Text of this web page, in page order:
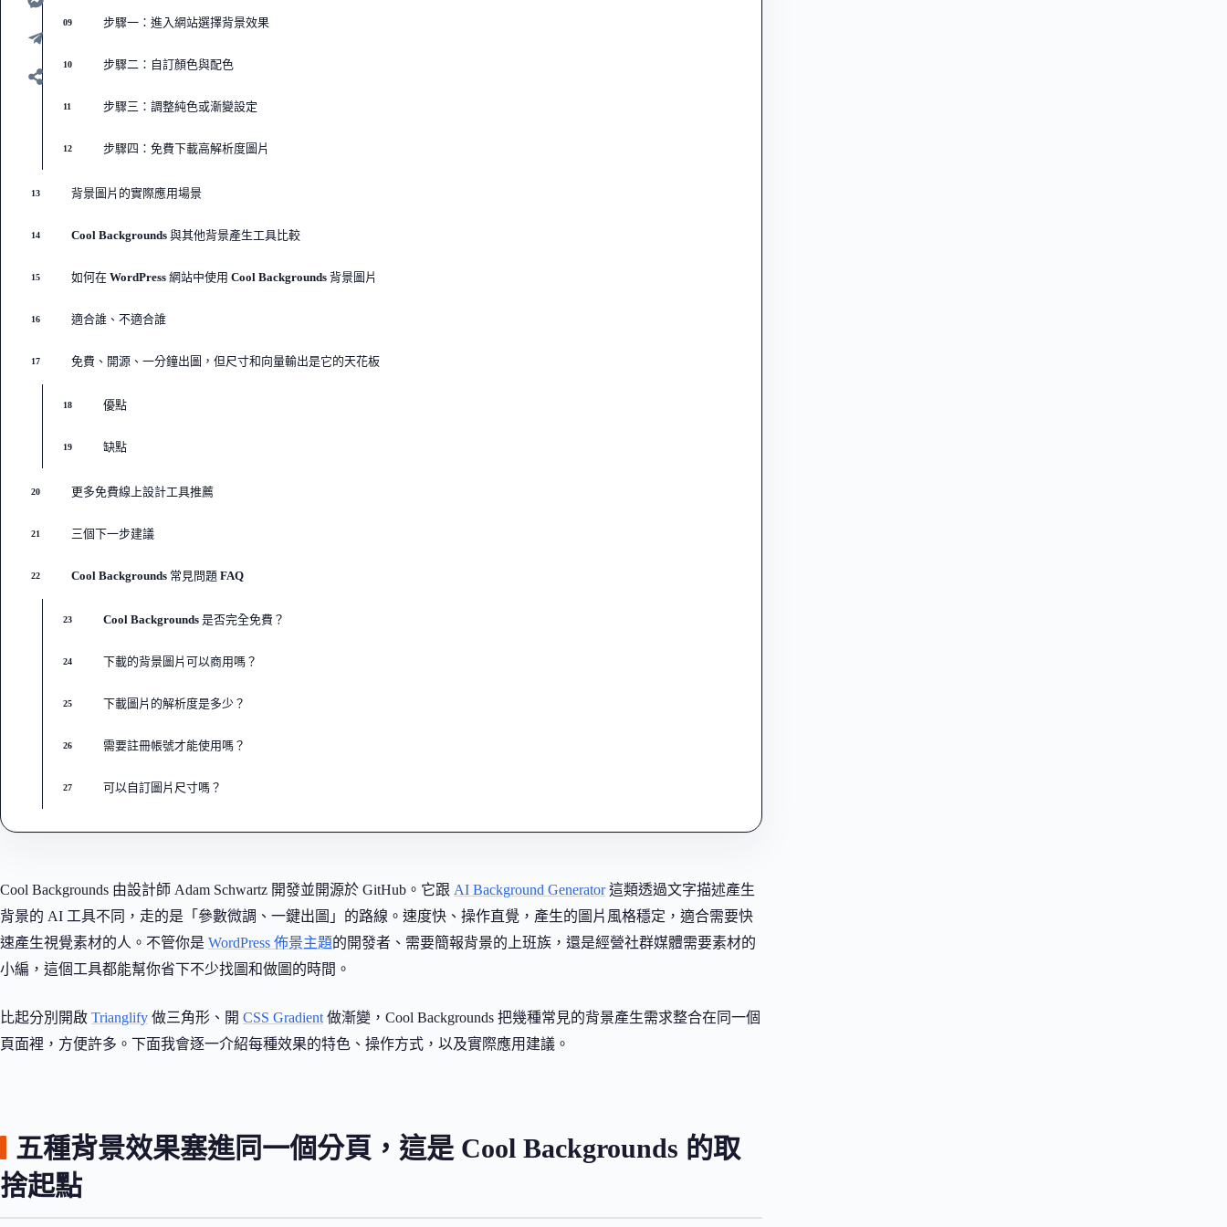
09 步驟一：進入網站選擇背景效果
10 步驟二：自訂顏色與配色
11 步驟三：調整純色或漸變設定
12 步驟四：免費下載高解析度圖片
13 背景圖片的實際應用場景
14 Cool Backgrounds 與其他背景產生工具比較
15 如何在 WordPress 網站中使用 Cool Backgrounds 背景圖片
16 適合誰、不適合誰
17 免費、開源、一分鐘出圖，但尺寸和向量輸出是它的天花板
18 優點
19 缺點
20 更多免費線上設計工具推薦
21 三個下一步建議
22 Cool Backgrounds 常見問題 FAQ
23 Cool Backgrounds 是否完全免費？
24 下載的背景圖片可以商用嗎？
25 下載圖片的解析度是多少？
26 需要註冊帳號才能使用嗎？
27 可以自訂圖片尺寸嗎？
Cool Backgrounds 由設計師 Adam Schwartz 開發並開源於 GitHub。它跟 AI Background Generator這類透過文字描述產生
背景的 AI 工具不同，走的是「參數微調、一鍵出圖」的路線。速度快、操作直覺，產生的圖片風格穩定，適合需要快
速產生視覺素材的人。不管你是 WordPress 佈景主題的開發者、需要簡報背景的上班族，還是經營社群媒體需要素材的
小編，這個工具都能幫你省下不少找圖和做圖的時間。
比起分別開啟 Trianglify 做三角形、開 CSS Gradient 做漸變，Cool Backgrounds 把幾種常見的背景產生需求整合在同一個
頁面裡，方便許多。下面我會逐一介紹每種效果的特色、操作方式，以及實際應用建議。
五種背景效果塞進同一個分頁，這是 Cool Backgrounds 的取
捨起點